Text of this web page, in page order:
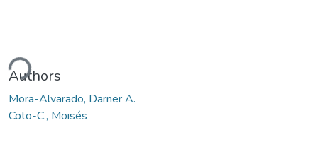
Authors
Mora-Alvarado, Darner A.
Coto-C., Moisés